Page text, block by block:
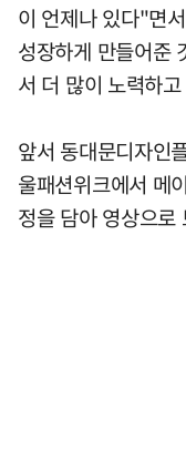
이 언제나 있다"면
성장하게 만들어준
서 더 많이 노력하
앞서 동대문디자인
울패션위크에서 메
정을 담아 영상으로